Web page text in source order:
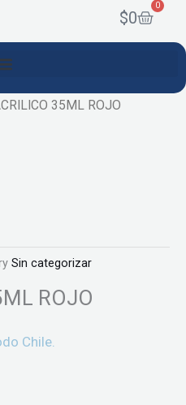
$0
0
Cart
35ML ROJO
Sin categorizar
ROJO
Chile.